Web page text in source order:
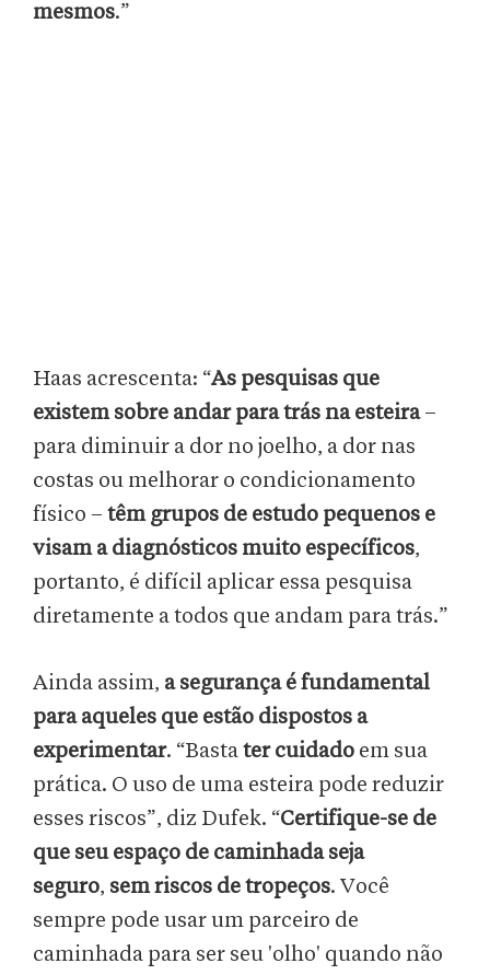
mesmos.”
Haas acrescenta: “As pesquisas que
existem sobre andar para trás na esteira–
para diminuir a dor no joelho, a dor nas
costas ou melhorar o condicionamento
físico – têm grupos de estudo pequenos e
visam a diagnósticos muito específicos,
portanto, é difícil aplicar essa pesquisa
diretamente a todos que andam para trás.”
Ainda assim, a segurança é fundamental
para aqueles que estão dispostos a
experimentar. “Bastater cuidado em sua
prática. O uso de uma esteira pode reduzir
esses riscos”, diz Dufek. “Certifique-se de
que seu espaço de caminhada seja
seguro, sem riscos de tropeços. Você
sempre pode usar um parceiro de
caminhada para ser seu 'olho' quando não